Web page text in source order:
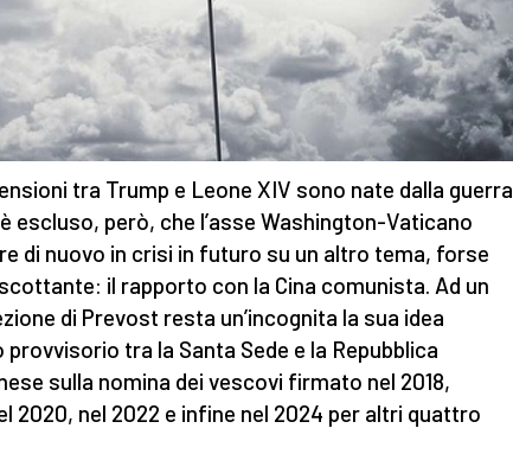
tra Trump e Leone XIV sono nate dalla guerra
escluso, però, che l’asse Washington-Vaticano
di nuovo in crisi in futuro su un altro tema, forse
il rapporto con la Cina comunista. Ad un
di Prevost resta un’incognita la sua idea
provvisorio tra la Santa Sede e la Repubblica
sulla nomina dei vescovi firmato nel 2018,
2020, nel 2022 e infine nel 2024 per altri quattro